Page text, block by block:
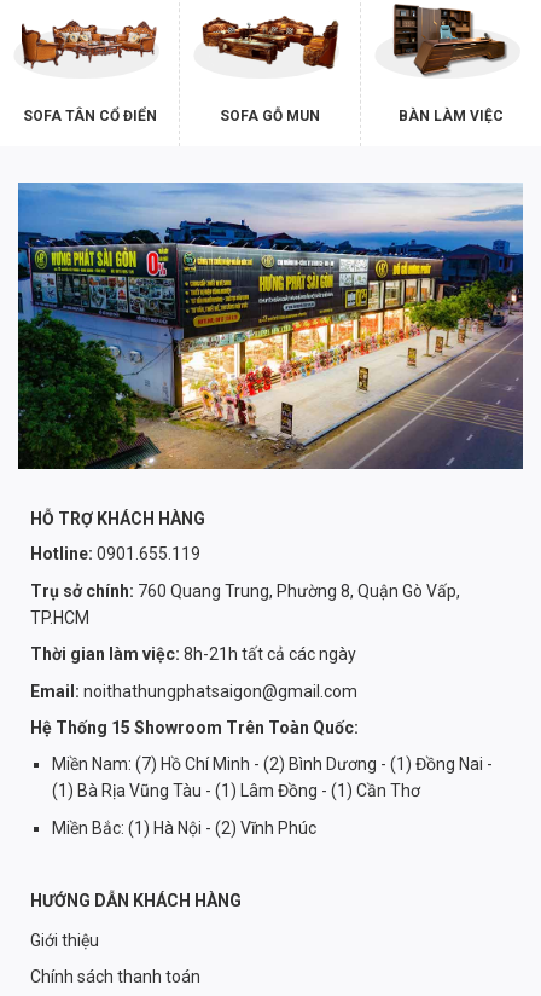
SOFA TÂN CỔ ĐIỂN SOFA GỖ MUN BÀN LÀM VIỆC
HỖ TRỢ KHÁCH HÀNG
Hotline: 0901.655.119
Trụ sở chính: 760 Quang Trung, Phường 8, Quận Gò Vấp,
TP.HCM
Thời gian làm việc: 8h-21h tất cả các ngày
Email: noithathungphatsaigon@gmail.com
Hệ Thống 15 Showroom Trên Toàn Quốc:
Miền Nam: (7) Hồ Chí Minh - (2) Bình Dương - (1) Đồng Nai -
(1) Bà Rịa Vũng Tàu - (1) Lâm Đồng - (1) Cần Thơ
Miền Bắc: (1) Hà Nội - (2) Vĩnh Phúc
HƯỚNG DẪN KHÁCH HÀNG
Giới thiệu
Chính sách thanh toán